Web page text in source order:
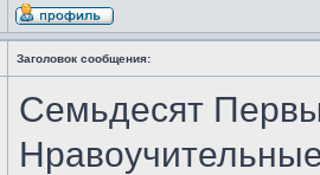
Заголовок сообщения:
Семьдесят